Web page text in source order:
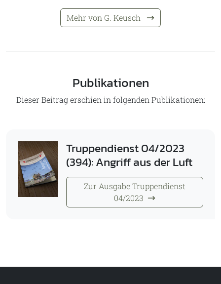
Mehr von G. Keusch
Publikationen
Dieser Beitrag erschien in folgenden Publikationen:
Truppendienst 04/2023
(394): Angriff aus der Luft
Zur Ausgabe Truppendienst
04/2023